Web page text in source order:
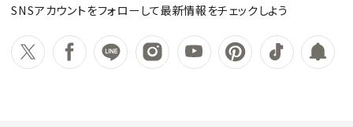
SNSアカウントをフォローして最新情報をチェックしよう